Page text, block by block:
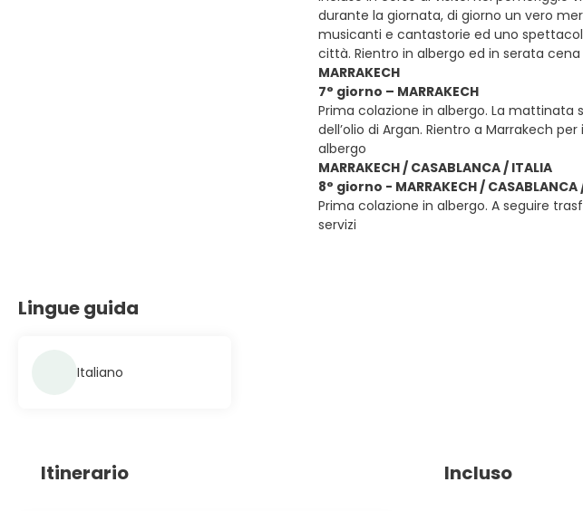
durante la giornata, di giorno un vero
musicanti e cantastorie ed uno
città. Rientro in albergo ed in serata
MARRAKECH
7° giorno – MARRAKECH
Prima colazione in albergo. La mattinata
dell’olio di Argan. Rientro a Marrakech
albergo
MARRAKECH / CASABLANCA / ITALIA
8° giorno - MARRAKECH / CASABLANCA
Prima colazione in albergo. A seguire
servizi
Lingue guida
Italiano
Itinerario Incluso